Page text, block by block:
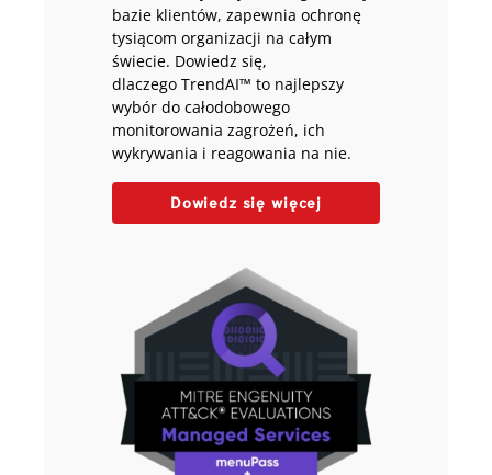
bazie klientów, zapewnia ochronę
tysiącom organizacji na całym
świecie. Dowiedz się,
dlaczego TrendAI™ to najlepszy
wybór do całodobowego
monitorowania zagrożeń, ich
wykrywania i reagowania na nie.
Dowiedz się więcej